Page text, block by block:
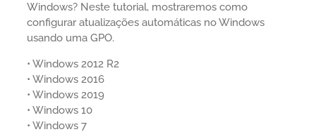
Windows? Neste tutorial, mostraremos como
configurar atualizações automáticas no Windows
usando uma GPO.
• Windows 2012 R2
• Windows 2016
• Windows 2019
• Windows 10
• Windows 7